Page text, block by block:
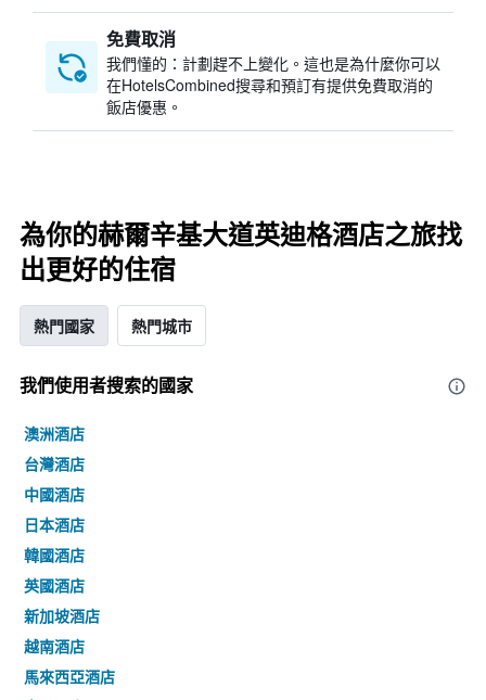
免費取消
我們懂的：計劃趕不上變化。這也是為什麼你可以
在HotelsCombined搜尋和預訂有提供免費取消的
飯店優惠。
為你的赫爾辛基大道英迪格酒店之旅找
出更好的住宿
熱門國家 熱門城市
我們使用者搜索的國家
澳洲酒店
台灣酒店
中國酒店
日本酒店
韓國酒店
英國酒店
新加坡酒店
越南酒店
馬來西亞酒店